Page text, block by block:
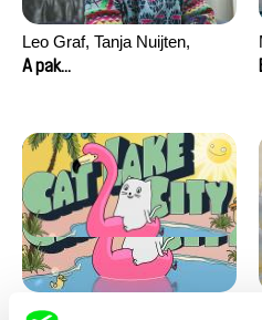
Leo Graf, Tanja Nuijten,
Raphael Stalder
A pak...
Antje Heyn